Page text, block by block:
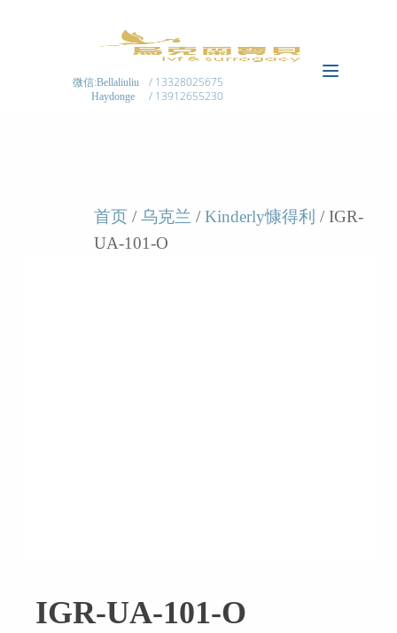
微信:Bellaliuliu
Haydonge
/ 13328025675
/ 13912655230
首页 / 乌克兰 / Kinderly慷得利 / IGR-
UA-101-O
IGR-UA-101-O